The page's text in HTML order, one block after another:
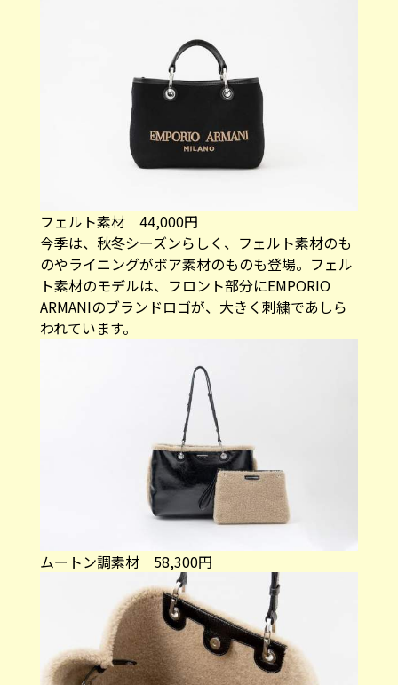
フェルト素材 44,000円
今季は、秋冬シーズンらしく、フェルト素材のも
のやライニングがボア素材のものも登場。フェル
ト素材のモデルは、フロント部分にEMPORIO
ARMANIのブランドロゴが、大きく刺繍であしら
われています。
ムートン調素材 58,300円